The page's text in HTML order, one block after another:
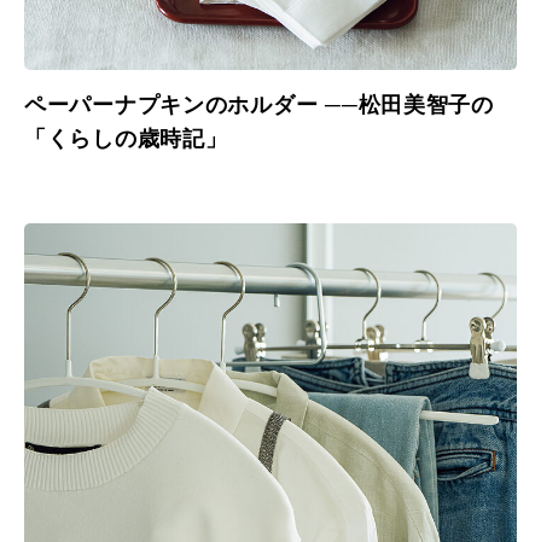
ペーパーナプキンのホルダー ──松田美智子の
「くらしの歳時記」